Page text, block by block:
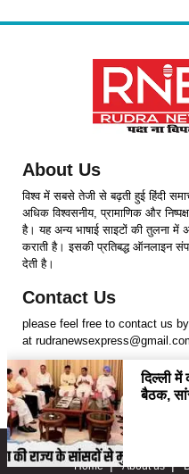
About Us
विश्व में सबसे तेजी से बढ़ती हुई हिंदी
अधिक विश्वसनीय, प्रामाणिक और
है। यह अन्य भाषाई साइटों की तुलना में
कराती है। इसकी प्रतिबद्ध ऑनलाइन
देती है।
Contact Us
please feel free to contact us
at
Follow Us
Copyright © 2024
Home
About us